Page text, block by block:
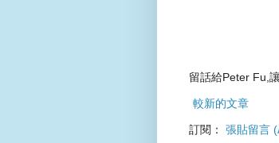
留話給Peter Fu,
較新的文章
訂閱： 張貼留言